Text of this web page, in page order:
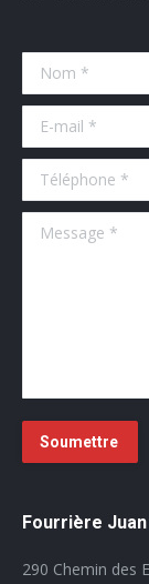
Nom *
E-mail *
Téléphone *
Message *
Soumettre
Fourrière
290 Chemin des